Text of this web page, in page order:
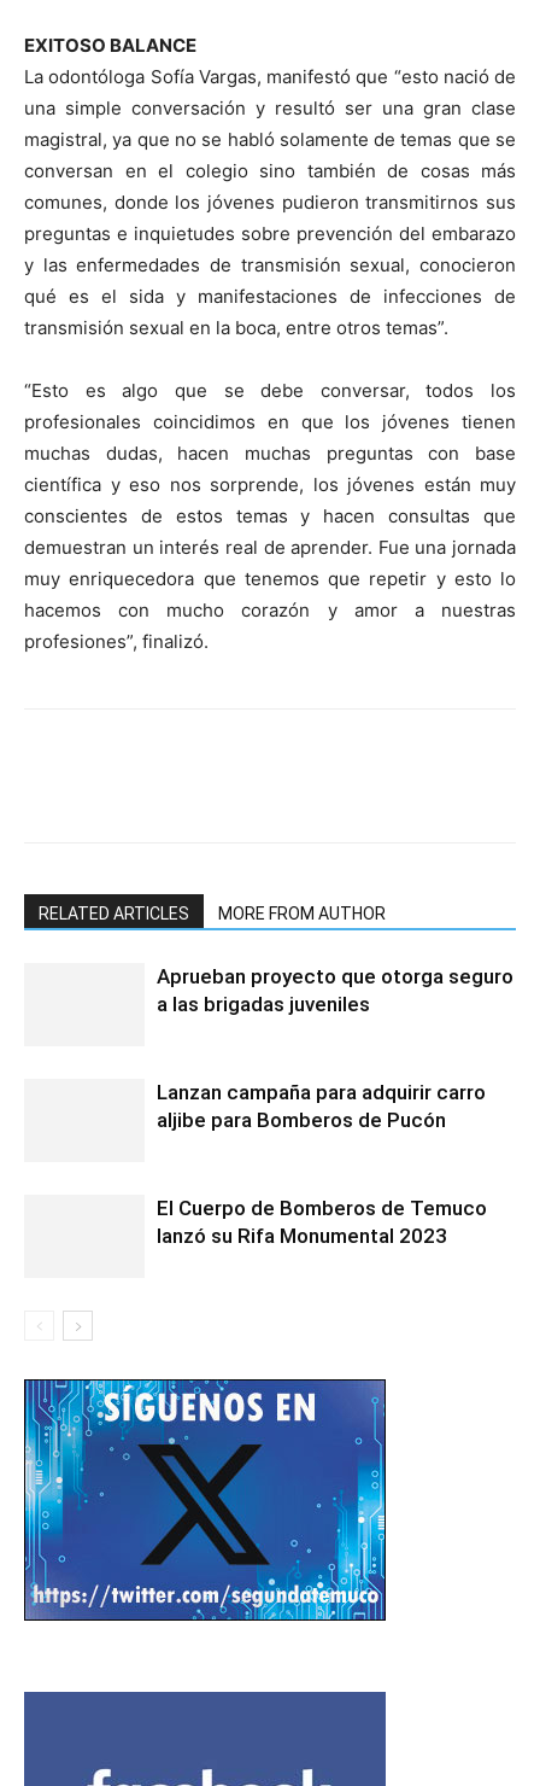
EXITOSO BALANCE
La odontóloga Sofía Vargas, manifestó que “esto nació de
una simple conversación y resultó ser una gran clase
magistral, ya que no se habló solamente de temas que se
conversan en el colegio sino también de cosas más
comunes, donde los jóvenes pudieron transmitirnos sus
preguntas e inquietudes sobre prevención del embarazo
y las enfermedades de transmisión sexual, conocieron
qué es el sida y manifestaciones de infecciones de
transmisión sexual en la boca, entre otros temas”.
“Esto es algo que se debe conversar, todos los
profesionales coincidimos en que los jóvenes tienen
muchas dudas, hacen muchas preguntas con base
científica y eso nos sorprende, los jóvenes están muy
conscientes de estos temas y hacen consultas que
demuestran un interés real de aprender. Fue una jornada
muy enriquecedora que tenemos que repetir y esto lo
hacemos con mucho corazón y amor a nuestras
profesiones”, finalizó.
RELATED ARTICLES MORE FROM AUTHOR
Aprueban proyecto que otorga seguro
a las brigadas juveniles
Lanzan campaña para adquirir carro
aljibe para Bomberos de Pucón
El Cuerpo de Bomberos de Temuco
lanzó su Rifa Monumental 2023